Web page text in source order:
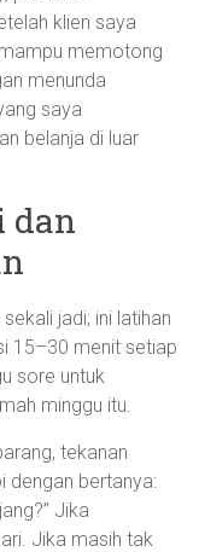
klien saya
memotong
menunda
saya
belanja di luar
dan
jadi; ini latihan
15–30 menit setiap
sore untuk
minggu itu.
tekanan
dengan bertanya:
Jika
Jika masih tak